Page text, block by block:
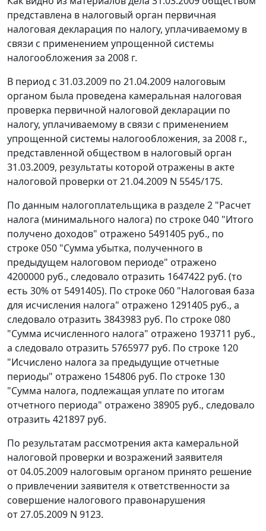
представлена в налоговый орган первичная
налоговая декларация по налогу, уплачиваемому в
связи с применением упрощенной системы
налогообложения за 2008 г.
В период с 31.03.2009 по 21.04.2009 налоговым
органом была проведена камеральная налоговая
проверка первичной налоговой декларации по
налогу, уплачиваемому в связи с применением
упрощенной системы налогообложения, за 2008 г.,
представленной обществом в налоговый орган
31.03.2009, результаты которой отражены в акте
налоговой проверки от 21.04.2009 N 5545/175.
По данным налогоплательщика в разделе 2 "Расчет
налога (минимального налога) по строке 040 "Итого
получено доходов" отражено 5491405 руб., по
строке 050 "Сумма убытка, полученного в
предыдущем налоговом периоде" отражено
4200000 руб., следовало отразить 1647422 руб. (то
есть 30% от 5491405). По строке 060 "Налоговая база
для исчисления налога" отражено 1291405 руб., а
следовало отразить 3843983 руб. По строке 080
"Сумма исчисленного налога" отражено 193711 руб.,
а следовало отразить 5765977 руб. По строке 120
"Исчислено налога за предыдущие отчетные
периоды" отражено 154806 руб. По строке 130
"Сумма налога, подлежащая уплате по итогам
отчетного периода" отражено 38905 руб., следовало
отразить 421897 руб.
По результатам рассмотрения акта камеральной
налоговой проверки и возражений заявителя
от 04.05.2009 налоговым органом принято решение
о привлечении заявителя к ответственности за
совершение налогового правонарушения
от 27.05.2009 N 9123.